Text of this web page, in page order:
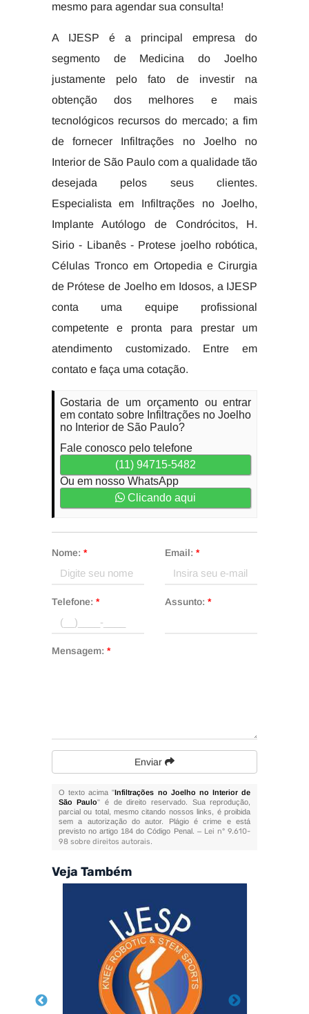
mesmo para agendar sua consulta!
A IJESP é a principal empresa do
segmento de Medicina do Joelho
justamente pelo fato de investir na
obtenção dos melhores e mais
tecnológicos recursos do mercado; a fim
de fornecer Infiltrações no Joelho no
Interior de São Paulo com a qualidade tão
desejada pelos seus clientes.
Especialista em Infiltrações no Joelho,
Implante Autólogo de Condrócitos, H.
Sirio - Libanês - Protese joelho robótica,
Células Tronco em Ortopedia e Cirurgia
de Prótese de Joelho em Idosos, a IJESP
conta uma equipe profissional
competente e pronta para prestar um
atendimento customizado. Entre em
contato e faça uma cotação.
Gostaria de um orçamento ou entrar
em contato sobre Infiltrações no Joelho
no Interior de São Paulo?
Fale conosco pelo telefone
(11) 94715-5482
Ou em nosso WhatsApp
Clicando aqui
Nome: * Email: *
Telefone: * Assunto: *
Mensagem: *
Enviar
O texto acima "Infiltrações no Joelho no Interior de
São Paulo" é de direito reservado. Sua reprodução,
parcial ou total, mesmo citando nossos links, é proibida
sem a autorização do autor. Plágio é crime e está
previsto no artigo 184 do Código Penal. – Lei n° 9.610-
98 sobre direitos autorais.
Veja Também